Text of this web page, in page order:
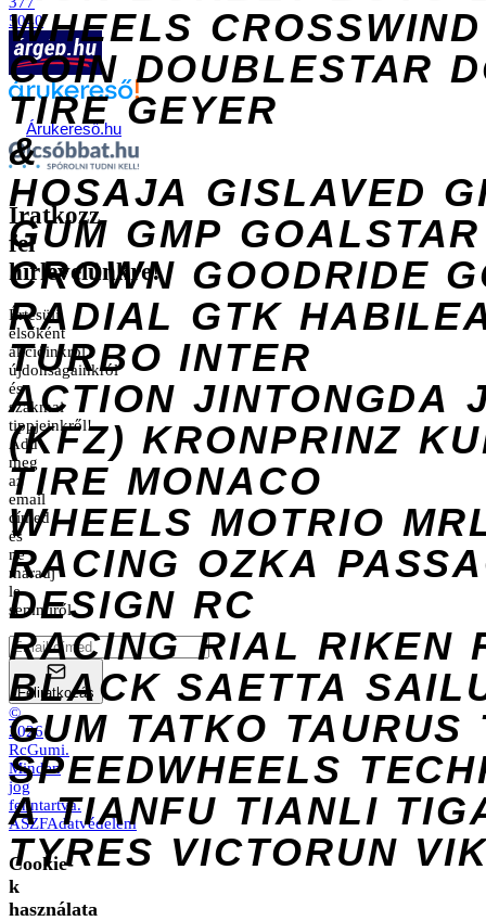
WHEELS CROSSWIND
COIN DOUBLESTAR
TIRE GEYER
&
HOSAJA GISLAVED
GUM GMP GOALSTAR
CROWN GOODRIDE
RADIAL GTK
TURBO INTER
ACTION JINTONGDA
(KFZ) KRONPRINZ
TIRE MONACO
WHEELS MOTRIO
RACING OZKA
DESIGN RC
RACING RIAL RIKEN
BLACK SAETTA
GUM TATKO TAURUS
SPEEDWHEELS
A TIANFU TIANLI
TYRES VICTORUN
5040
Árukereső.hu
Iratkozz
fel
hírlevelünkre!
Értesülj
elsőként
akcióinkról,
újdonságainkról
és
szakmai
tippjeinkről!
Add
meg
az
email
címed
és
ne
maradj
le
semmiről.
Feliratkozás
©
2026
RcGumi.
Minden
jog
fenntartva.
ÁSZFAdatvédelem
Cookie-
k
használata